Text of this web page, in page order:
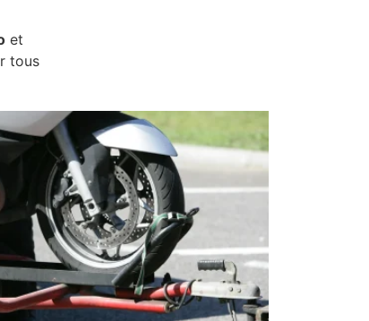
et
tous